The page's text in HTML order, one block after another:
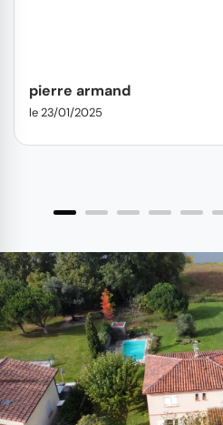
pierre armand
le 23/01/2025